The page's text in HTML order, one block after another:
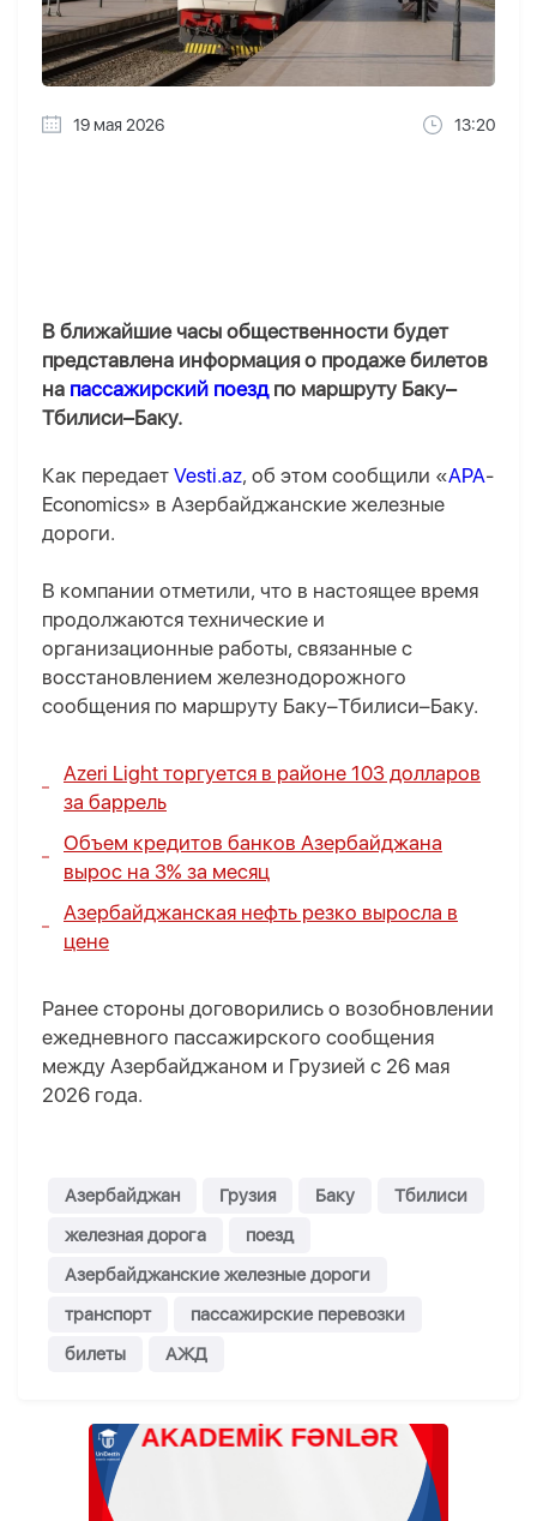
19 мая 2026 13:20
В ближайшие часы общественности будет
представлена информация о продаже билетов
на пассажирский поездпо маршруту Баку–
Тбилиси–Баку.
Как передает Vesti.az, об этом сообщили «APA-
Economics» в Азербайджанские железные
дороги.
В компании отметили, что в настоящее время
продолжаются технические и
организационные работы, связанные с
восстановлением железнодорожного
сообщения по маршруту Баку–Тбилиси–Баку.
Azeri Light торгуется в районе 103 долларов
за баррель
Объем кредитов банков Азербайджана
вырос на 3% за месяц
Азербайджанская нефть резко выросла в
цене
Ранее стороны договорились о возобновлении
ежедневного пассажирского сообщения
между Азербайджаном и Грузией с 26 мая
2026 года.
Азербайджан Грузия Баку
Тбилиси
железная дорога
поезд
Азербайджанские железные дороги
транспорт
пассажирские перевозки
билеты
АЖД